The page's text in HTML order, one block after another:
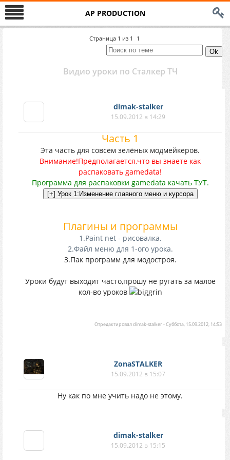
AP PRODUCTION
Страница 1 из 1 1
Видио уроки по Сталкер ТЧ
dimak-stalker
15.09.2012 в 14:29
Часть 1
Эта часть для совсем зелёных модмейкеров.
Внимание!Предполагается,что вы знаете как
распаковать gamedata!
Программа для распаковки gamedata качать ТУТ.
Плагины и программы
1.Paint net - рисовалка.
2.Файл меню для 1-ого урока.
3.Пак программ для модостроя.
Уроки будут выходит часто,прошу не ругать за малое
кол-во уроков
Отредактировалdimak-stalker-Суббота, 15.09.2012, 14:53
ZonaSTALKER
15.09.2012 в 15:07
Ну как по мне учить надо не этому.
dimak-stalker
15.09.2012 в 15:15